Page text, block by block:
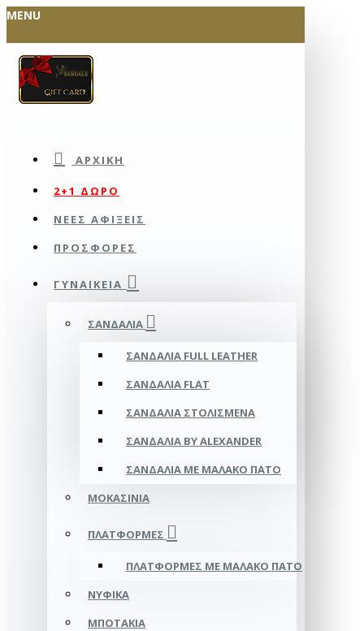
MENU
ΑΡΧΙΚΉ
2+1 ΔΩΡΟ
ΝΕΕΣ ΑΦΙΞΕΙΣ
ΠΡΟΣΦΟΡΕΣ
ΓΥΝΑΙΚΕΊΑ
ΣΑΝΔΆΛΙΑ
ΣΑΝΔΆΛΙΑ FULL LEATHER
ΣΑΝΔΆΛΙΑ FLAT
ΣΑΝΔΆΛΙΑ ΣΤΟΛΙΣΜΈΝΑ
ΣΑΝΔΆΛΙΑ BY ALEXANDER
ΣΑΝΔΆΛΙΑ ΜΕ ΜΑΛΑΚΌ ΠΆΤΟ
ΜΟΚΑΣΊΝΙΑ
ΠΛΑΤΦΌΡΜΕΣ
ΠΛΑΤΦΟΡΜΕΣ ΜΕ ΜΑΛΑΚΟ ΠΑΤΟ
ΝΥΦΙΚΆ
ΜΠΟΤΆΚΙΑ